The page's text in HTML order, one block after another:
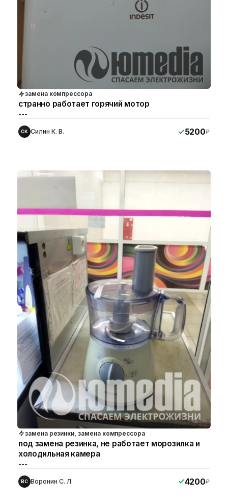
замена компрессора
странно работает горячий мотор
---
СК Силин К. В. 5200₽
замена резинки, замена компрессора
под замена резинка, не работает морозилка и
холодильная камера
---
ВС Воронин С. Л. 4200₽